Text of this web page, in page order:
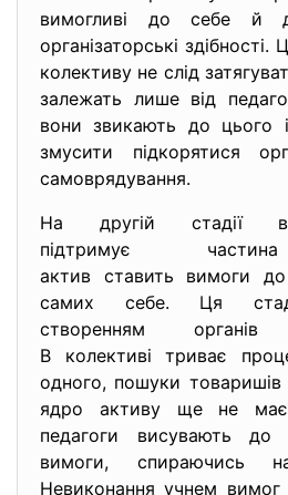
вимогливі до себе й
організаторські
колективу не слід
залежать лише від
вони звикають до цього
змусити підкорятися
самоврядування.
На другій стадії
підтримує
актив ставить вимоги
самих себе. Ця
створенням органів
В колективі триває
одного, пошуки товаришів
ядро активу ще не має
педагоги висувають до
вимоги, спираючись
Невиконання учнем